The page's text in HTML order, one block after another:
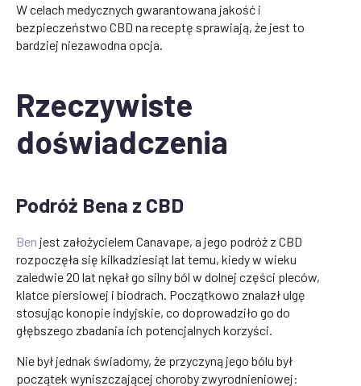
W celach medycznych gwarantowana jakość i
bezpieczeństwo CBD na receptę sprawiają, że jest to
bardziej niezawodna opcja.
Rzeczywiste
doświadczenia
Podróż Bena z CBD
Ben jest założycielem Canavape, a jego podróż z CBD
rozpoczęła się kilkadziesiąt lat temu, kiedy w wieku
zaledwie 20 lat nękał go silny ból w dolnej części pleców,
klatce piersiowej i biodrach. Początkowo znalazł ulgę
stosując konopie indyjskie, co doprowadziło go do
głębszego zbadania ich potencjalnych korzyści.
Nie był jednak świadomy, że przyczyną jego bólu był
początek wyniszczającej choroby zwyrodnieniowej: